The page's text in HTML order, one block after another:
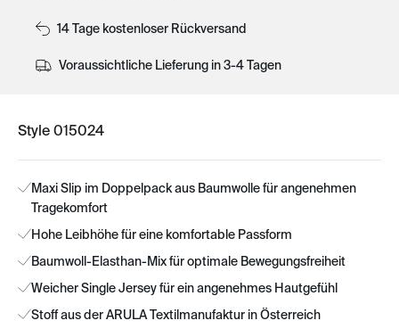
14 Tage kostenloser Rückversand
Voraussichtliche Lieferung in 3-4 Tagen
Style 015024
Maxi Slip im Doppelpack aus Baumwolle für angenehmen
Tragekomfort
Hohe Leibhöhe für eine komfortable Passform
Baumwoll-Elasthan-Mix für optimale Bewegungsfreiheit
Weicher Single Jersey für ein angenehmes Hautgefühl
Stoff aus der ARULA Textilmanufaktur in Österreich